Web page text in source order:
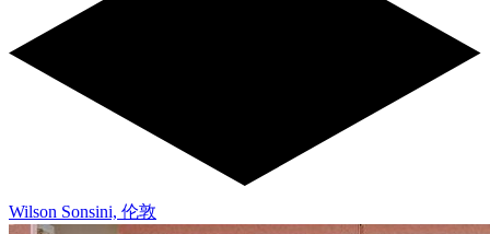
Wilson Sonsini, 伦敦